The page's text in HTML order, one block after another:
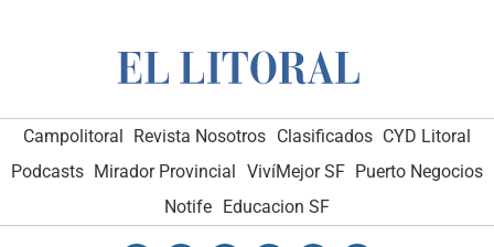
Campolitoral Revista Nosotros Clasificados CYD Litoral
Podcasts Mirador Provincial VivíMejor SF Puerto Negocios
Notife Educacion SF